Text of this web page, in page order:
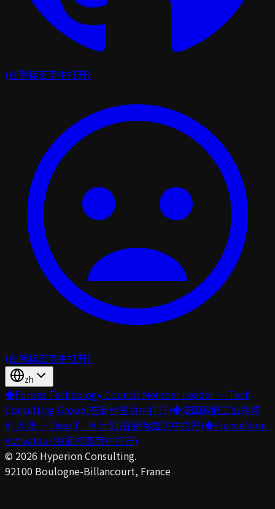
(在新标签页中打开)
(在新标签页中打开)
zh
◆Forbes Technology Council Member Leader — Tech
Consulting Group(在新标签页中打开)◆法国政府工业领域
AI 大使 — Osez l’IA 计划(在新标签页中打开)◆FranceNum
Activateur(在新标签页中打开)
© 2026 Hyperion Consulting.
92100 Boulogne-Billancourt, France